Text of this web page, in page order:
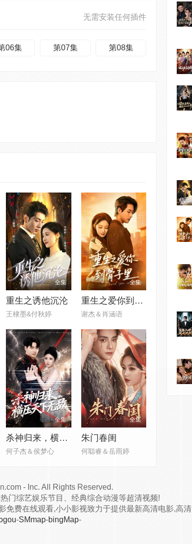
无需安装任何插件
06集 第07集 第08集
全集
重生之诱他沉沦
王棣墨&付秋婷
全集
重生之爱你到骨子里
谢杰＆肖涵语
全集
杀神归来，横压天下无敌
何子杰＆侯梦心
全集
朱门春闺
何聪睿＆岳雨婷
- Inc. All Rights Reserved.
门综艺娱乐节目、经典综合动漫等超清视频!
免费在线观看,小小影视致力于提供最新高清电影,高清
-SMmap-bingMap-